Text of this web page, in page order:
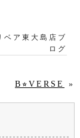
ベア東大島店ブ
ログ
B⭐︎VERSE »